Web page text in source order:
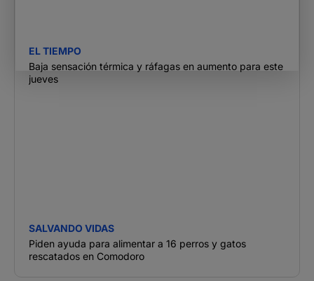
EL TIEMPO
Baja sensación térmica y ráfagas en aumento para este
jueves
SALVANDO VIDAS
Piden ayuda para alimentar a 16 perros y gatos
rescatados en Comodoro